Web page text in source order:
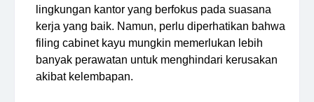
lingkungan kantor yang berfokus pada suasana
kerja yang baik. Namun, perlu diperhatikan bahwa
filing cabinet kayu mungkin memerlukan lebih
banyak perawatan untuk menghindari kerusakan
akibat kelembapan.